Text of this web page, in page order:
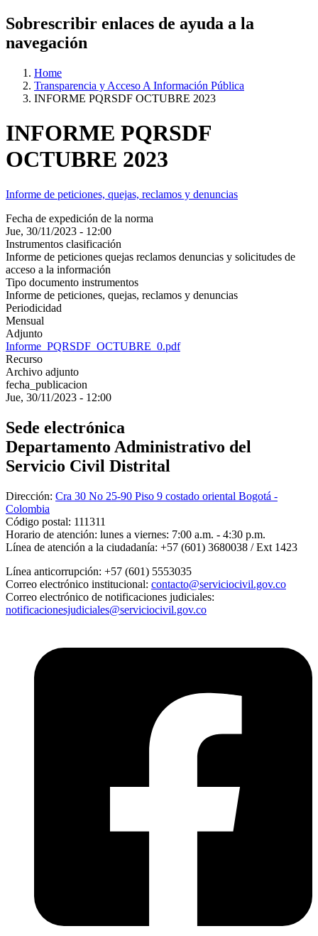
Sobrescribir enlaces de ayuda a la
navegación
Home
Transparencia y Acceso A Información Pública
INFORME PQRSDF OCTUBRE 2023
INFORME PQRSDF
OCTUBRE 2023
Informe de peticiones, quejas, reclamos y denuncias
Fecha de expedición de la norma
Jue, 30/11/2023 - 12:00
Instrumentos clasificación
Informe de peticiones quejas reclamos denuncias y solicitudes de
acceso a la información
Tipo documento instrumentos
Informe de peticiones, quejas, reclamos y denuncias
Periodicidad
Mensual
Adjunto
Informe_PQRSDF_OCTUBRE_0.pdf
Recurso
Archivo adjunto
fecha_publicacion
Jue, 30/11/2023 - 12:00
Sede electrónica
Departamento Administrativo del
Servicio Civil Distrital
Dirección: Cra 30 No 25-90 Piso 9 costado oriental Bogotá -
Colombia
Código postal: 111311
Horario de atención: lunes a viernes: 7:00 a.m. - 4:30 p.m.
Línea de atención a la ciudadanía: +57 (601) 3680038 / Ext 1423
Línea anticorrupción: +57 (601) 5553035
Correo electrónico institucional: contacto@serviciocivil.gov.co
Correo electrónico de notificaciones judiciales:
notificacionesjudiciales@serviciocivil.gov.co